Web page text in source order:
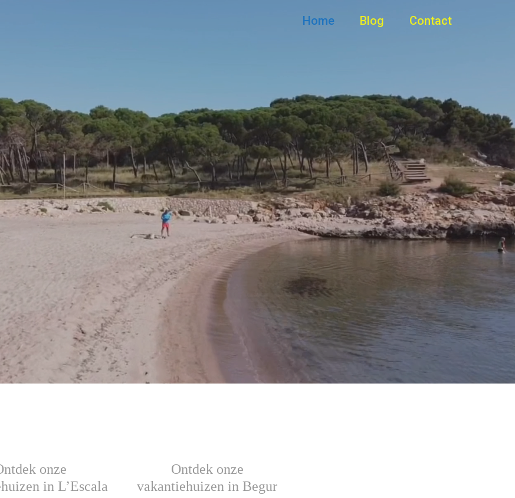
Home Blog Contact
onze
in L’Escala
Ontdek onze
vakantiehuizen in Begur